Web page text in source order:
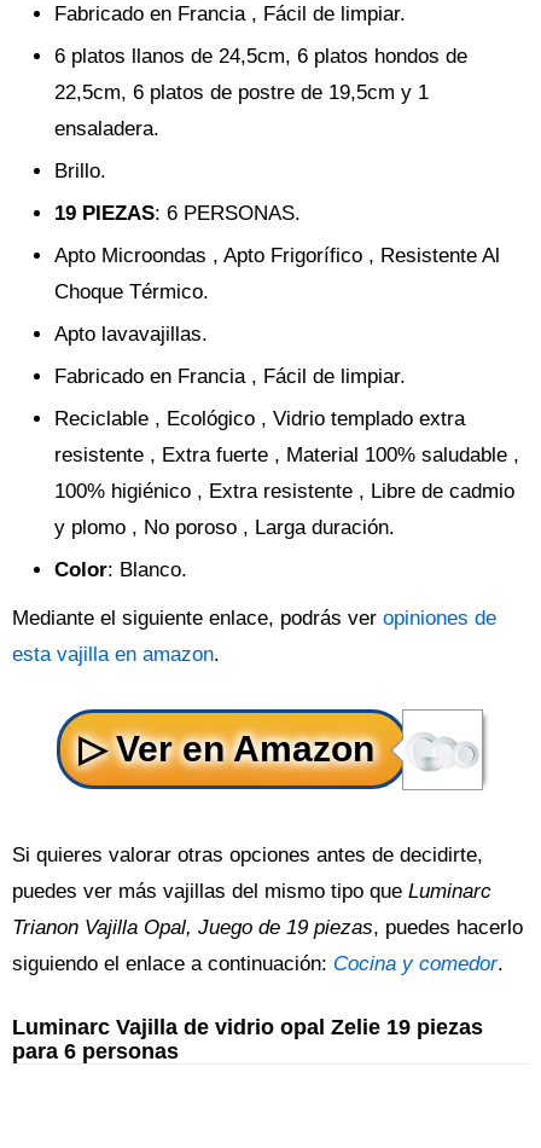
Fabricado en Francia , Fácil de limpiar.
6 platos llanos de 24,5cm, 6 platos hondos de
22,5cm, 6 platos de postre de 19,5cm y 1
ensaladera.
Brillo.
19 PIEZAS: 6 PERSONAS.
Apto Microondas , Apto Frigorífico , Resistente Al
Choque Térmico.
Apto lavavajillas.
Fabricado en Francia , Fácil de limpiar.
Reciclable , Ecológico , Vidrio templado extra
resistente , Extra fuerte , Material 100% saludable ,
100% higiénico , Extra resistente , Libre de cadmio
y plomo , No poroso , Larga duración.
Color: Blanco.
Mediante el siguiente enlace, podrás ver opiniones de
esta vajilla en amazon.
Si quieres valorar otras opciones antes de decidirte,
puedes ver más vajillas del mismo tipo que Luminarc
Trianon Vajilla Opal, Juego de 19 piezas, puedes hacerlo
siguiendo el enlace a continuación: Cocina y comedor.
Luminarc Vajilla de vidrio opal Zelie 19 piezas
para 6 personas